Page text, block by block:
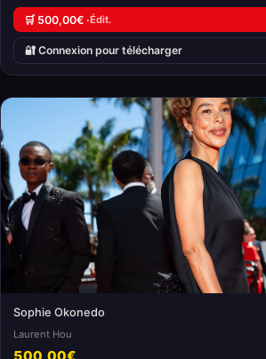
🛒 500,00€ ·Édit.
🔐 Connexion pour télécharger
Sophie Okonedo
Laurent Hou
500,00€